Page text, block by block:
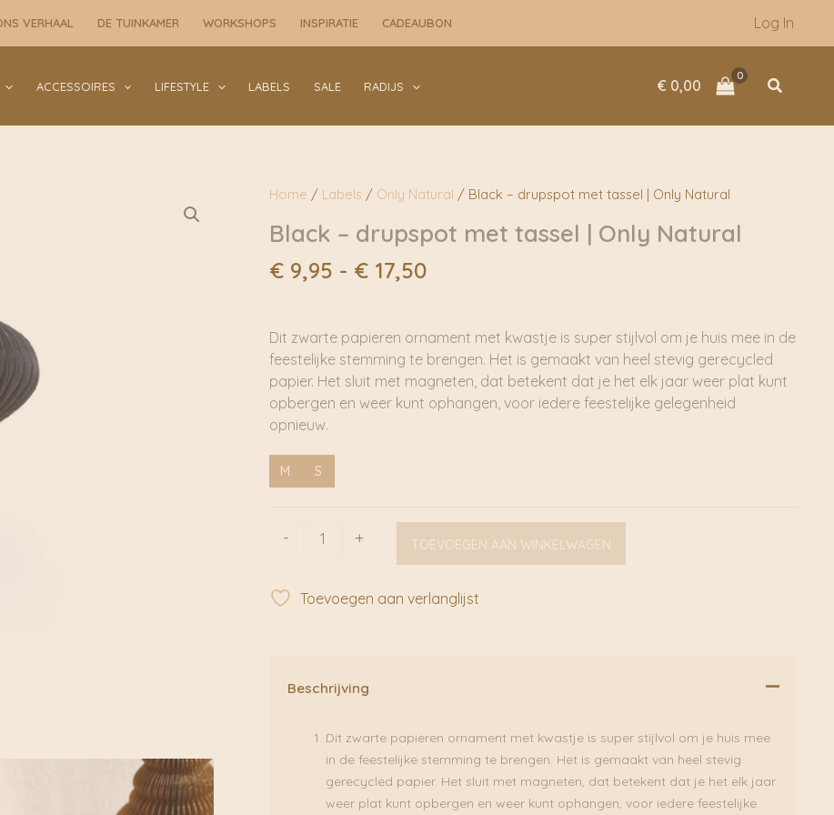
VERHAAL DE TUINKAMER WORKSHOPS INSPIRATIE CADEAUBON Log In
ACCESSOIRES LIFESTYLE LABELS SALE RADIJS € 0,00 Zoeken
Home / Labels / Only Natural / Black – drupspot met tassel | Only Natural
Black – drupspot met tassel | Only Natural
€9,95 - €17,50Prijsklasse:
€ 17,50
Dit zwarte papieren ornament met kwastje is super stijlvol om je huis mee in de
feestelijke stemming te brengen. Het is gemaakt van heel stevig gerecycled
papier. Het sluit met magneten, dat betekent dat je het elk jaar weer plat kunt
opbergen en weer kunt ophangen, voor iedere feestelijke gelegenheid
opnieuw.
M S
-
met
Natural
+ TOEVOEGEN AAN WINKELWAGEN
Toevoegen aan verlanglijst
Beschrijving
Dit zwarte papieren ornament met kwastje is super stijlvol om je huis mee
in de feestelijke stemming te brengen. Het is gemaakt van heel stevig
gerecycled papier. Het sluit met magneten, dat betekent dat je het elk jaar
weer plat kunt opbergen en weer kunt ophangen, voor iedere feestelijke